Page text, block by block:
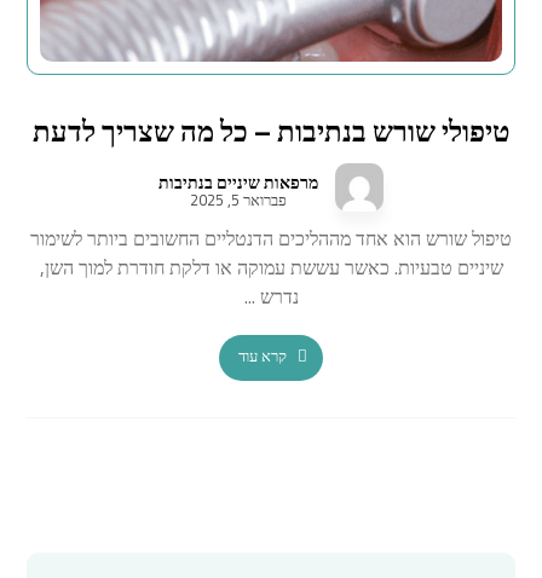
טיפולי שורש בנתיבות – כל מה שצריך לדעת
מרפאות שיניים בנתיבות
פברואר 5, 2025
טיפול שורש הוא אחד מההליכים הדנטליים החשובים ביותר לשימור
שיניים טבעיות. כאשר עששת עמוקה או דלקת חודרת למוך השן,
נדרש ...
קרא עוד